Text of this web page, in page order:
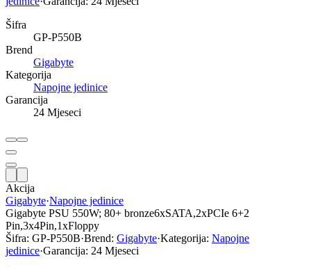
Šifra
GP-P550B
Brend
Gigabyte
Kategorija
Napojne jedinice
Garancija
24 Mjeseci
Akcija
Gigabyte·Napojne jedinice
Gigabyte PSU 550W; 80+ bronze6xSATA,2xPCIe 6+2
Pin,3x4Pin,1xFloppy
Šifra: GP-P550B·Brend: Gigabyte·Kategorija: Napojne
jedinice·Garancija: 24 Mjeseci